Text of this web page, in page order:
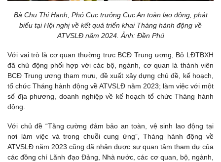
Bà Chu Thị Hanh, Phó Cục trưởng Cục An toàn lao động, phát
biểu tại Hội nghị về kết quả triển khai Tháng hành động về
ATVSLĐ năm 2024. Ảnh: Đền Phú
Với vai trò là cơ quan thường trực BCĐ Trung ương, Bộ LĐTBXH
đã chủ động phối hợp với các bộ, ngành, cơ quan là thành viên
BCĐ Trung ương tham mưu, đề xuất xây dựng chủ đề, kế hoạch,
tổ chức Tháng hành động về ATVSLĐ năm 2023; làm việc với một
số địa phương, doanh nghiệp về kế hoạch tổ chức Tháng hành
động.
Với chủ đề “Tăng cường đảm bảo an toàn, vệ sinh lao động tại
nơi làm việc và trong chuỗi cung ứng”, Tháng hành động về
ATVSLĐ năm 2023 cũng đã nhận được sự quan tâm tham dự của
các đồng chí Lãnh đạo Đảng, Nhà nước, các cơ quan, bộ, ngành,